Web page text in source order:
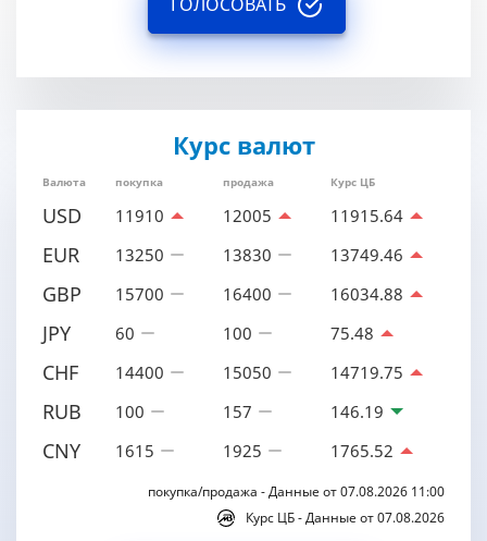
Курс валют
Валюта покупка продажа Курс ЦБ
USD 11910 12005 11915.64
EUR 13250 13830 13749.46
GBP 15700 16400 16034.88
JPY 60 100 75.48
CHF 14400 15050 14719.75
RUB 100 157 146.19
CNY 1615 1925 1765.52
покупка/продажа - Данные от 07.08.2026 11:00
Курс ЦБ - Данные от 07.08.2026